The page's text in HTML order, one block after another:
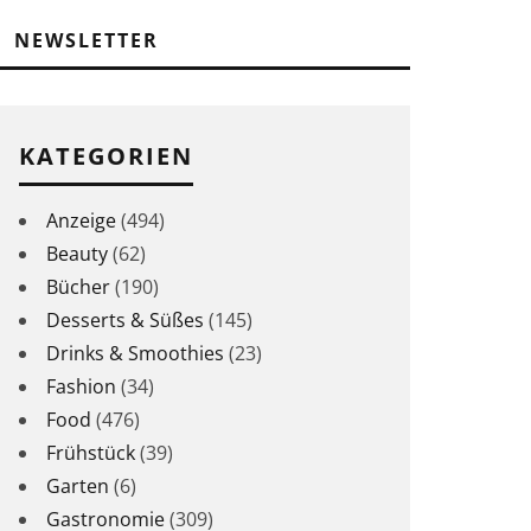
NEWSLETTER
KATEGORIEN
Anzeige(494)
Beauty(62)
Bücher(190)
Desserts & Süßes (145)
Drinks & Smoothies (23)
Fashion (34)
Food (476)
Frühstück(39)
Garten (6)
Gastronomie(309)